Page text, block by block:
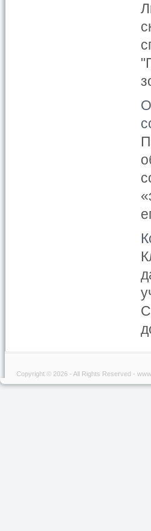
Copyright © 2026 - All Rights Reserved -